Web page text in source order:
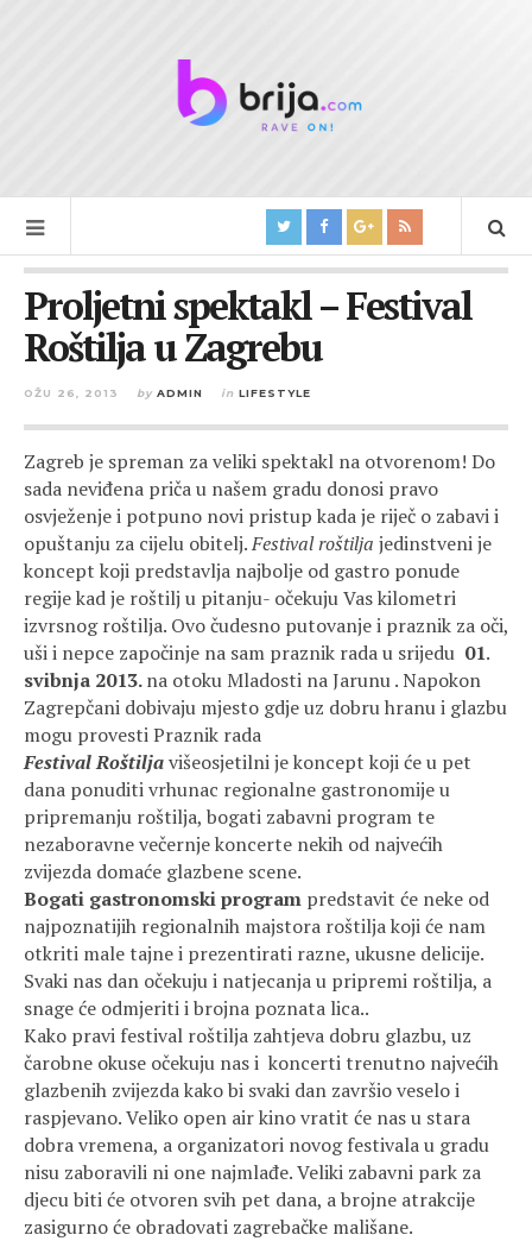
Proljetni spektakl – Festival
Roštilja u Zagrebu
OŽU 26, 2013 by ADMIN in LIFESTYLE
Zagreb je spreman za veliki spektakl na otvorenom! Do
sada neviđena priča u našem gradu donosi pravo
osvježenje i potpuno novi pristup kada je riječ o zabavi i
opuštanju za cijelu obitelj.Festival roštilja jedinstveni je
koncept koji predstavlja najbolje od gastro ponude
regije kad je roštilj u pitanju- očekuju Vas kilometri
izvrsnog roštilja. Ovo čudesno putovanje i praznik za oči,
uši i nepce započinje na sam praznik rada u srijedu 01.
svibnja 2013.na otoku Mladosti na Jarunu . Napokon
Zagrepčani dobivaju mjesto gdje uz dobru hranu i glazbu
mogu provesti Praznik rada
Festival Roštiljavišeosjetilni je koncept koji će u pet
dana ponuditi vrhunac regionalne gastronomije u
pripremanju roštilja, bogati zabavni program te
nezaboravne večernje koncerte nekih od najvećih
zvijezda domaće glazbene scene.
Bogati gastronomski program predstavit će neke od
najpoznatijih regionalnih majstora roštilja koji će nam
otkriti male tajne i prezentirati razne, ukusne delicije.
Svaki nas dan očekuju i natjecanja u pripremi roštilja, a
snage će odmjeriti i brojna poznata lica..
Kako pravi festival roštilja zahtjeva dobru glazbu, uz
čarobne okuse očekuju nas i koncerti trenutno najvećih
glazbenih zvijezda kako bi svaki dan završio veselo i
raspjevano. Veliko open air kino vratit će nas u stara
dobra vremena, a organizatori novog festivala u gradu
nisu zaboravili ni one najmlađe. Veliki zabavni park za
djecu biti će otvoren svih pet dana, a brojne atrakcije
zasigurno će obradovati zagrebačke mališane.